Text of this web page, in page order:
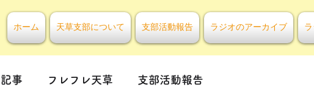
ホーム 天草支部について 支部活動報告 ラジオのアーカイブ
事 フレフレ天草 支部活動報告